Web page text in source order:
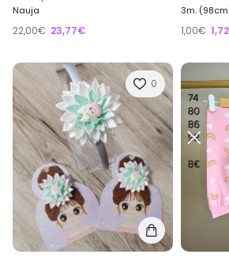
Nauja
22,00€ 23,77€
3m.
1,00€
0